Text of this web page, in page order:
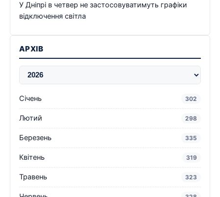
У Дніпрі в четвер не застосовуватимуть графіки
відключення світла
АРХІВ
Січень 302
Лютий 298
Березень 335
Квітень 319
Травень 323